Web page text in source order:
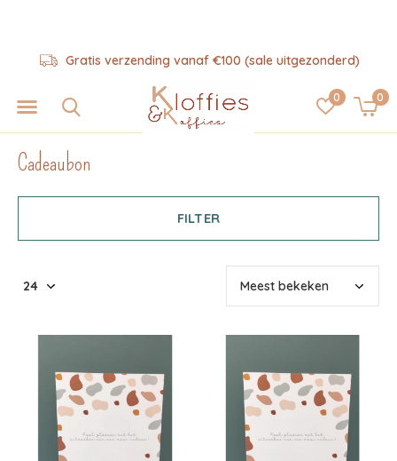
0 0
Gratis verzending vanaf €100 (sale uitgezonderd)
Cadeaubon
FILTER